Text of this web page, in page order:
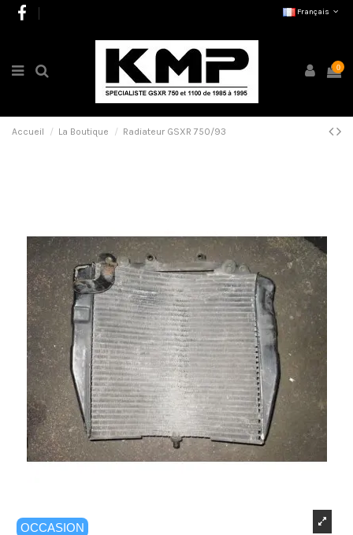
Français
0
Accueil La Boutique Radiateur GSXR 750/93
OCCASION